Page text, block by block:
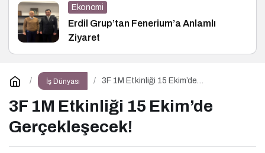
Ekonomi
Erdil Grup’tan Fenerium’a Anlamlı
Ziyaret
İş Dünyası
3F 1M Etkinliği 15 Ekim’de
3F 1M Etkinliği 15 Ekim’de
Gerçekleşecek!